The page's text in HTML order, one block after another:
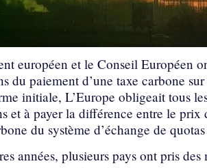
européen et le Conseil Européen
du paiement d’une taxe carbone
initiale, L’Europe obligeait tous
et à payer la différence entre le
du système d’échange de
années, plusieurs pays ont pris